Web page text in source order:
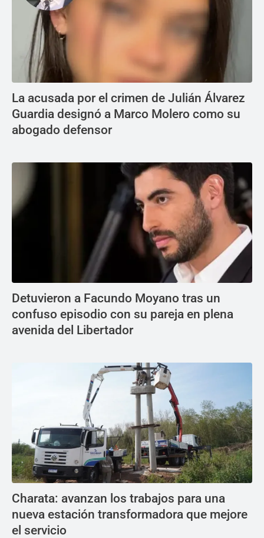
La acusada por el crimen de Julián Álvarez
Guardia designó a Marco Molero como su
abogado defensor
Detuvieron a Facundo Moyano tras un
confuso episodio con su pareja en plena
avenida del Libertador
Charata: avanzan los trabajos para una
nueva estación transformadora que mejore
el servicio